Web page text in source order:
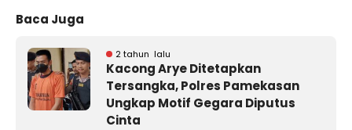
Baca Juga
2 tahun lalu
Kacong Arye Ditetapkan
Tersangka, Polres Pamekasan
Ungkap Motif Gegara Diputus
Cinta